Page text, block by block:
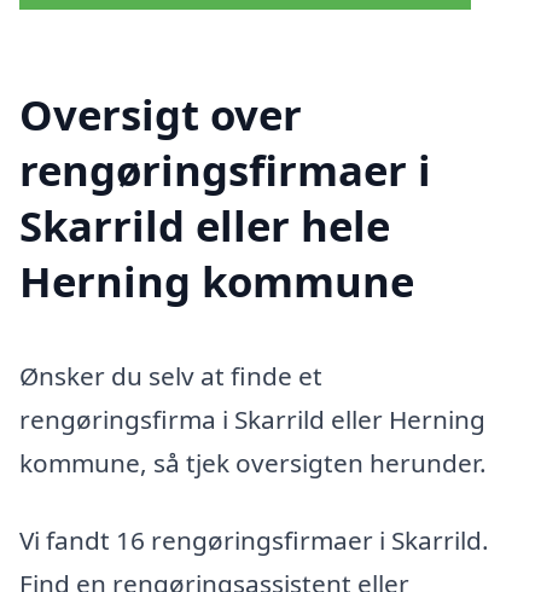
Oversigt over
rengøringsfirmaer i
Skarrild eller hele
Herning kommune
Ønsker du selv at finde et
rengøringsfirma i Skarrild eller Herning
kommune, så tjek oversigten herunder.
Vi fandt 16 rengøringsfirmaer i Skarrild.
Find en rengøringsassistent eller